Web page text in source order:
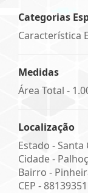
Categorias
Característica
Medidas
Área Total -
Localização
Estado -Santa
Cidade -
Bairro -
CEP -88139351